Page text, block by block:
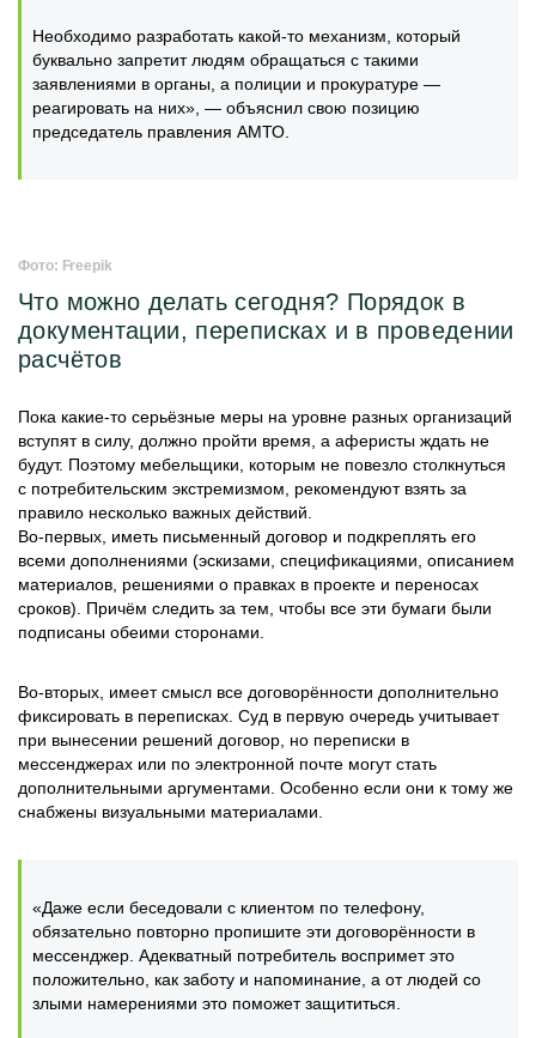
Необходимо разработать какой-то механизм, который
буквально запретит людям обращаться с такими
заявлениями в органы, а полиции и прокуратуре —
реагировать на них», — объяснил свою позицию
председатель правления АМТО.
Фото: Freepik
Что можно делать сегодня? Порядок в
документации, переписках и в проведении
расчётов
Пока какие-то серьёзные меры на уровне разных организаций
вступят в силу, должно пройти время, а аферисты ждать не
будут. Поэтому мебельщики, которым не повезло столкнуться
с потребительским экстремизмом, рекомендуют взять за
правило несколько важных действий.
Во-первых, иметь письменный договор и подкреплять его
всеми дополнениями (эскизами, спецификациями, описанием
материалов, решениями о правках в проекте и переносах
сроков). Причём следить за тем, чтобы все эти бумаги были
подписаны обеими сторонами.
Во-вторых, имеет смысл все договорённости дополнительно
фиксировать в переписках. Суд в первую очередь учитывает
при вынесении решений договор, но переписки в
мессенджерах или по электронной почте могут стать
дополнительными аргументами. Особенно если они к тому же
снабжены визуальными материалами.
«Даже если беседовали с клиентом по телефону,
обязательно повторно пропишите эти договорённости в
мессенджер. Адекватный потребитель воспримет это
положительно, как заботу и напоминание, а от людей со
злыми намерениями это поможет защититься.